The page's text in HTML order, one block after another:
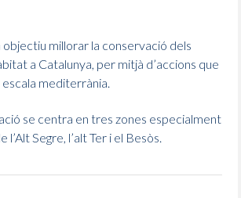
millorar la conservació dels
a Catalunya, per mitjà d’accions que
mediterrània.
se centra en tres zones especialment
Segre, l’alt Ter i el Besòs.